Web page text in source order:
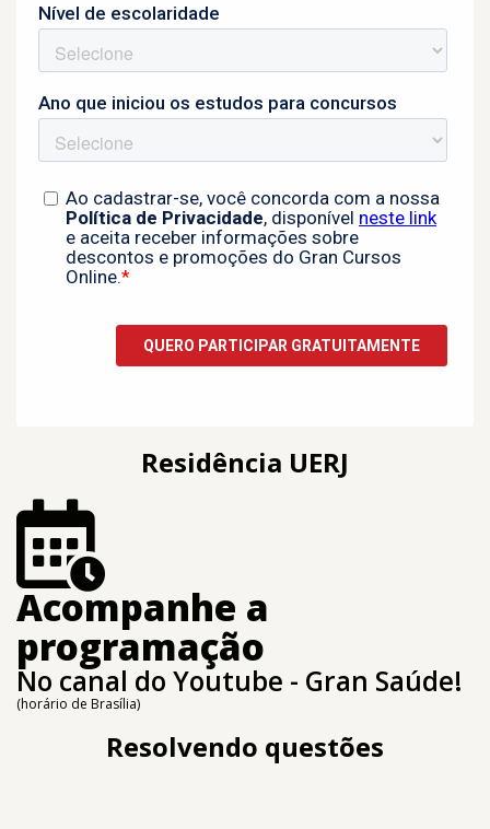
Residência UERJ
Acompanhe a
programação
No canal do Youtube - Gran Saúde!
(horário de Brasília)
Resolvendo questões